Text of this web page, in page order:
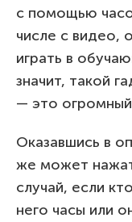
с помощью
числе с видео,
играть в
значит, такой
— это
Оказавшись в
же может
случай, если
него часы или